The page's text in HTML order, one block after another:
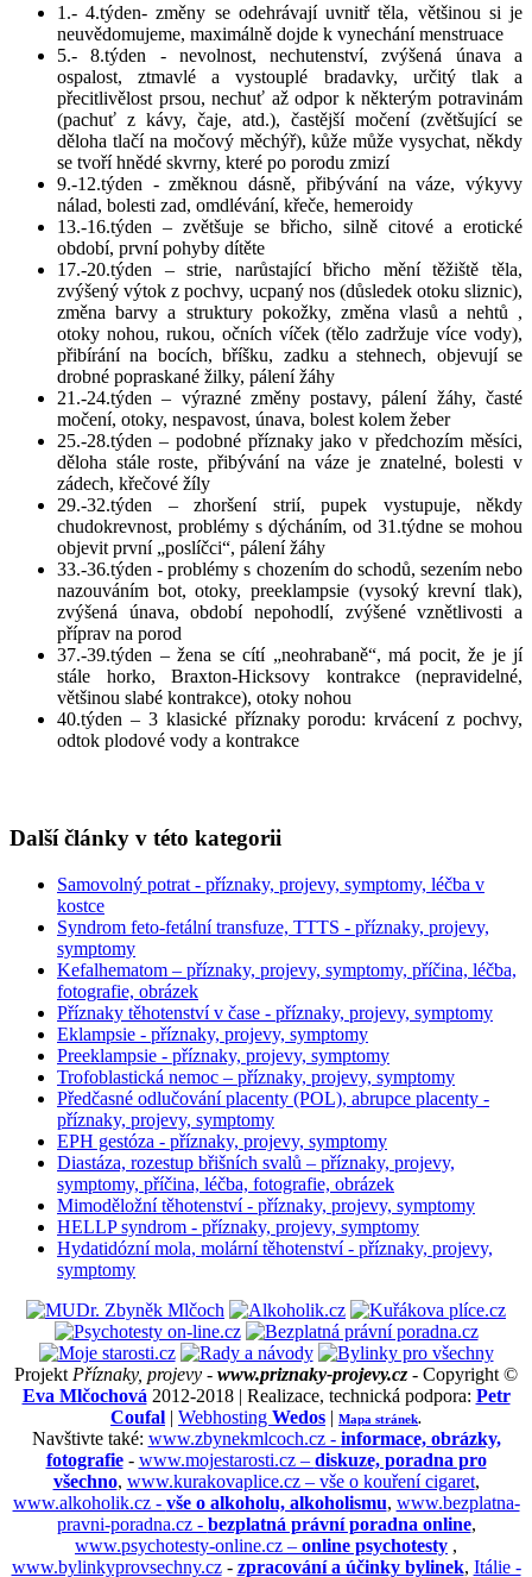
1.- 4.týden- změny se odehrávají uvnitř těla, většinou si je
neuvědomujeme, maximálně dojde k vynechání menstruace
5.- 8.týden - nevolnost, nechutenství, zvýšená únava a
ospalost, ztmavlé a vystouplé bradavky, určitý tlak a
přecitlivělost prsou, nechuť až odpor k některým potravinám
(pachuť z kávy, čaje, atd.), častější močení (zvětšující se
děloha tlačí na močový měchýř), kůže může vysychat, někdy
se tvoří hnědé skvrny, které po porodu zmizí
9.-12.týden - změknou dásně, přibývání na váze, výkyvy
nálad, bolesti zad, omdlévání, křeče, hemeroidy
13.-16.týden – zvětšuje se břicho, silně citové a erotické
období, první pohyby dítěte
17.-20.týden – strie, narůstající břicho mění těžiště těla,
zvýšený výtok z pochvy, ucpaný nos (důsledek otoku sliznic),
změna barvy a struktury pokožky, změna vlasů a nehtů ,
otoky nohou, rukou, očních víček (tělo zadržuje více vody),
přibírání na bocích, bříšku, zadku a stehnech, objevují se
drobné popraskané žilky, pálení žáhy
21.-24.týden – výrazné změny postavy, pálení žáhy, časté
močení, otoky, nespavost, únava, bolest kolem žeber
25.-28.týden – podobné příznaky jako v předchozím měsíci,
děloha stále roste, přibývání na váze je znatelné, bolesti v
zádech, křečové žíly
29.-32.týden – zhoršení strií, pupek vystupuje, někdy
chudokrevnost, problémy s dýcháním, od 31.týdne se mohou
objevit první „poslíčci“, pálení žáhy
33.-36.týden - problémy s chozením do schodů, sezením nebo
nazouváním bot, otoky, preeklampsie (vysoký krevní tlak),
zvýšená únava, období nepohodlí, zvýšené vznětlivosti a
příprav na porod
37.-39.týden – žena se cítí „neohrabaně“, má pocit, že je jí
stále horko, Braxton-Hicksovy kontrakce (nepravidelné,
většinou slabé kontrakce), otoky nohou
40.týden – 3 klasické příznaky porodu: krvácení z pochvy,
odtok plodové vody a kontrakce
Další články v této kategorii
Samovolný potrat - příznaky, projevy, symptomy, léčba v
kostce
Syndrom feto-fetální transfuze, TTTS - příznaky, projevy,
symptomy
Kefalhematom – příznaky, projevy, symptomy, příčina, léčba,
fotografie, obrázek
Příznaky těhotenství v čase - příznaky, projevy, symptomy
Eklampsie - příznaky, projevy, symptomy
Preeklampsie - příznaky, projevy, symptomy
Trofoblastická nemoc – příznaky, projevy, symptomy
Předčasné odlučování placenty (POL), abrupce placenty -
příznaky, projevy, symptomy
EPH gestóza - příznaky, projevy, symptomy
Diastáza, rozestup břišních svalů – příznaky, projevy,
symptomy, příčina, léčba, fotografie, obrázek
Mimoděložní těhotenství - příznaky, projevy, symptomy
HELLP syndrom - příznaky, projevy, symptomy
Hydatidózní mola, molární těhotenství - příznaky, projevy,
symptomy
Projekt Příznaky, projevy - www.priznaky-projevy.cz - Copyright ©
Eva Mlčochová 2012-2018 | Realizace, technická podpora: Petr
Coufal | Webhosting Wedos | Mapa stránek.
Navštivte také: www.zbynekmlcoch.cz - informace, obrázky,
fotografie- www.mojestarosti.cz – diskuze, poradna pro
všechno, www.kurakovaplice.cz – vše o kouření cigaret,
www.alkoholik.cz - vše o alkoholu, alkoholismu, www.bezplatna-
pravni-poradna.cz - bezplatná právní poradna online,
www.psychotesty-online.cz – online psychotesty ,
www.bylinkyprovsechny.cz- zpracování a účinky bylinek, Itálie -